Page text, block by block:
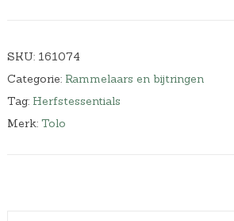
SKU: 161074
Categorie: Rammelaars en bijtringen
Tag: Herfstessentials
Merk: Tolo